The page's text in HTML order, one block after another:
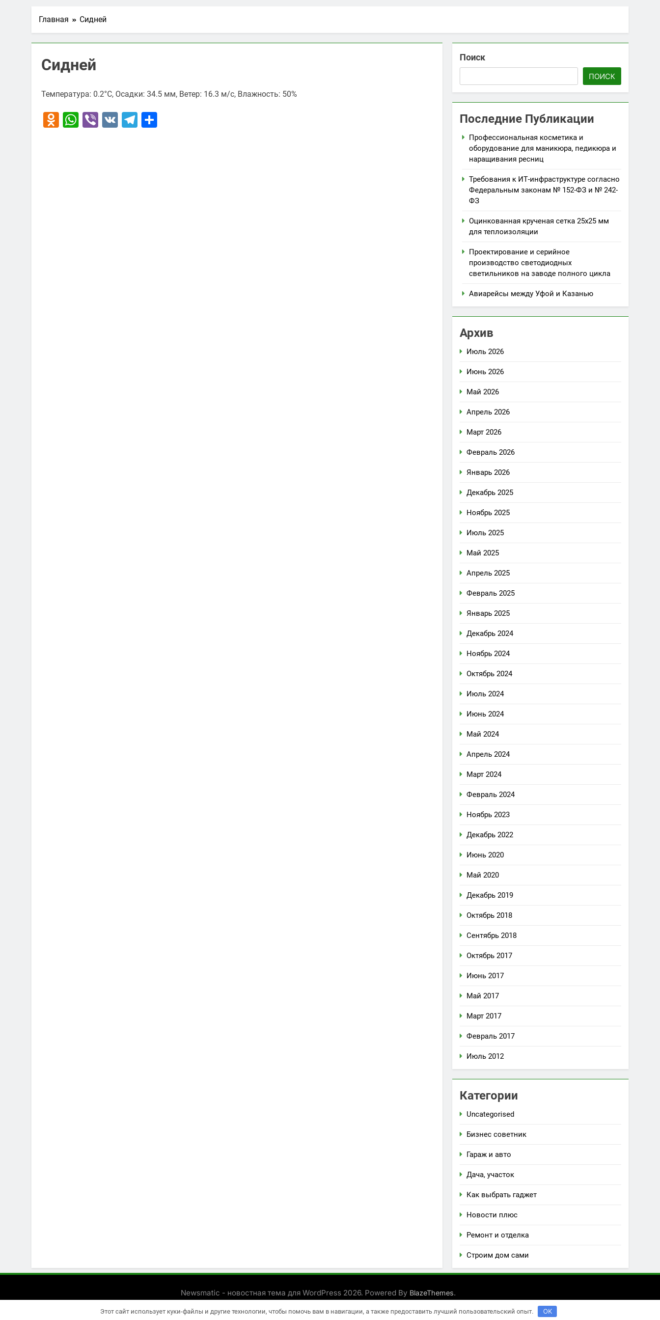
Главная Сидней
Сидней
Температура: 0.2°C, Осадки: 34.5 мм, Ветер: 16.3 м/с, Влажность: 50%
Odnoklassniki
WhatsApp
Viber
VK Telegram
Поиск
ПОИСК
Последние Публикации
Профессиональная косметика и
оборудование для маникюра, педикюра и
наращивания ресниц
Требования к ИТ-инфраструктуре согласно
Федеральным законам № 152-ФЗ и № 242-
ФЗ
Оцинкованная крученая сетка 25х25 мм
для теплоизоляции
Проектирование и серийное
производство светодиодных
светильников на заводе полного цикла
Авиарейсы между Уфой и Казанью
Архив
Июль 2026
Июнь 2026
Май 2026
Апрель 2026
Март 2026
Февраль 2026
Январь 2026
Декабрь 2025
Ноябрь 2025
Июль 2025
Май 2025
Апрель 2025
Февраль 2025
Январь 2025
Декабрь 2024
Ноябрь 2024
Октябрь 2024
Июль 2024
Июнь 2024
Май 2024
Апрель 2024
Март 2024
Февраль 2024
Ноябрь 2023
Декабрь 2022
Июнь 2020
Май 2020
Декабрь 2019
Октябрь 2018
Сентябрь 2018
Октябрь 2017
Июнь 2017
Май 2017
Март 2017
Февраль 2017
Июль 2012
Категории
Uncategorised
Бизнес советник
Гараж и авто
Дача, участок
Как выбрать гаджет
Новости плюс
Ремонт и отделка
Строим дом сами
Newsmatic - новостная тема для WordPress 2026. Powered By BlazeThemes.
Этот сайт использует куки-файлы и другие технологии, чтобы помочь вам в навигации, а также предоставить лучший пользовательский опыт. OK